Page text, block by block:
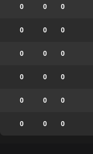
0
0
0
0
0
0
0
0
0
0
0
0
0
0
0
0
0
0